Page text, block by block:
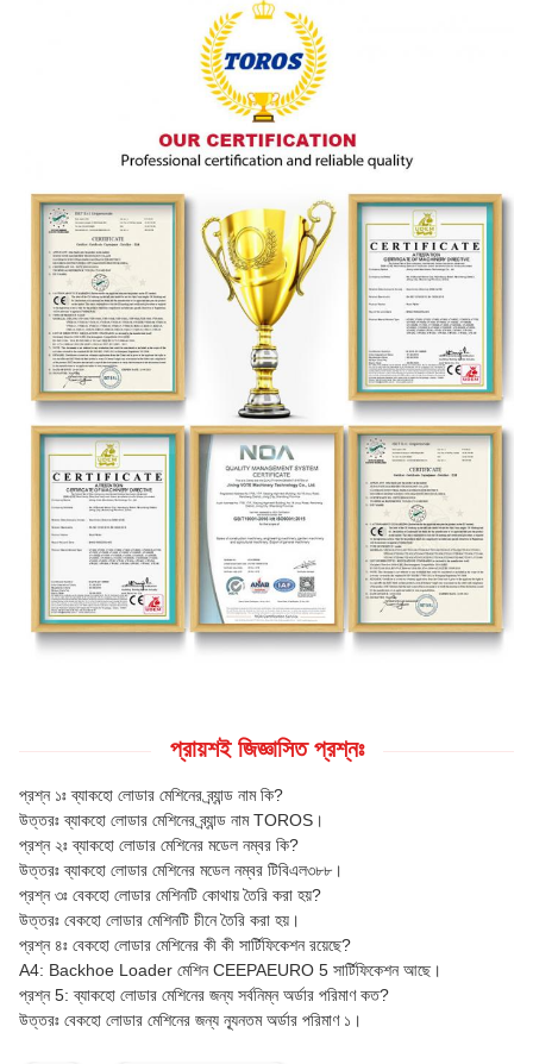
প্রায়শই জিজ্ঞাসিত প্রশ্নঃ
প্রশ্ন ১ঃ ব্যাকহো লোডার মেশিনের ব্র্যান্ড নাম কি?
উত্তরঃ ব্যাকহো লোডার মেশিনের ব্র্যান্ড নাম TOROS।
প্রশ্ন ২ঃ ব্যাকহো লোডার মেশিনের মডেল নম্বর কি?
উত্তরঃ ব্যাকহো লোডার মেশিনের মডেল নম্বর টিবিএল৩৮৮।
প্রশ্ন ৩ঃ বেকহো লোডার মেশিনটি কোথায় তৈরি করা হয়?
উত্তরঃ বেকহো লোডার মেশিনটি চীনে তৈরি করা হয়।
প্রশ্ন ৪ঃ বেকহো লোডার মেশিনের কী কী সার্টিফিকেশন রয়েছে?
A4: Backhoe Loader মেশিন CEEPAEURO 5 সার্টিফিকেশন আছে।
প্রশ্ন 5: ব্যাকহো লোডার মেশিনের জন্য সর্বনিম্ন অর্ডার পরিমাণ কত?
উত্তরঃ বেকহো লোডার মেশিনের জন্য ন্যূনতম অর্ডার পরিমাণ ১।